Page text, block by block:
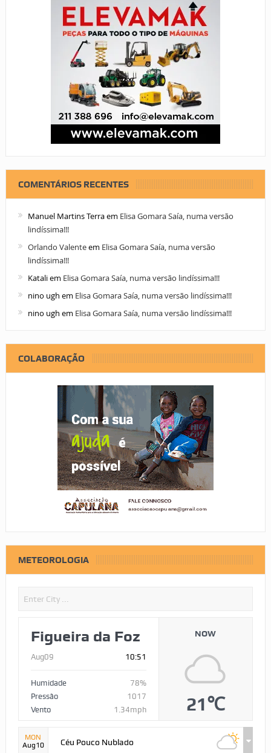
COMENTÁRIOS RECENTES
Manuel Martins Terraem Elisa Gomara Saía, numa versão
lindíssima!!!
Orlando Valenteem Elisa Gomara Saía, numa versão
lindíssima!!!
Kataliem Elisa Gomara Saía, numa versão lindíssima!!!
nino ugh em Elisa Gomara Saía, numa versão lindíssima!!!
nino ugh em Elisa Gomara Saía, numa versão lindíssima!!!
COLABORAÇÃO
METEOROLOGIA
Figueira da Foz
Aug09 10:51
Humidade
78%
Pressão
1017
Vento
1.34mph
NOW
21℃
MON
Aug10
Céu Pouco Nublado